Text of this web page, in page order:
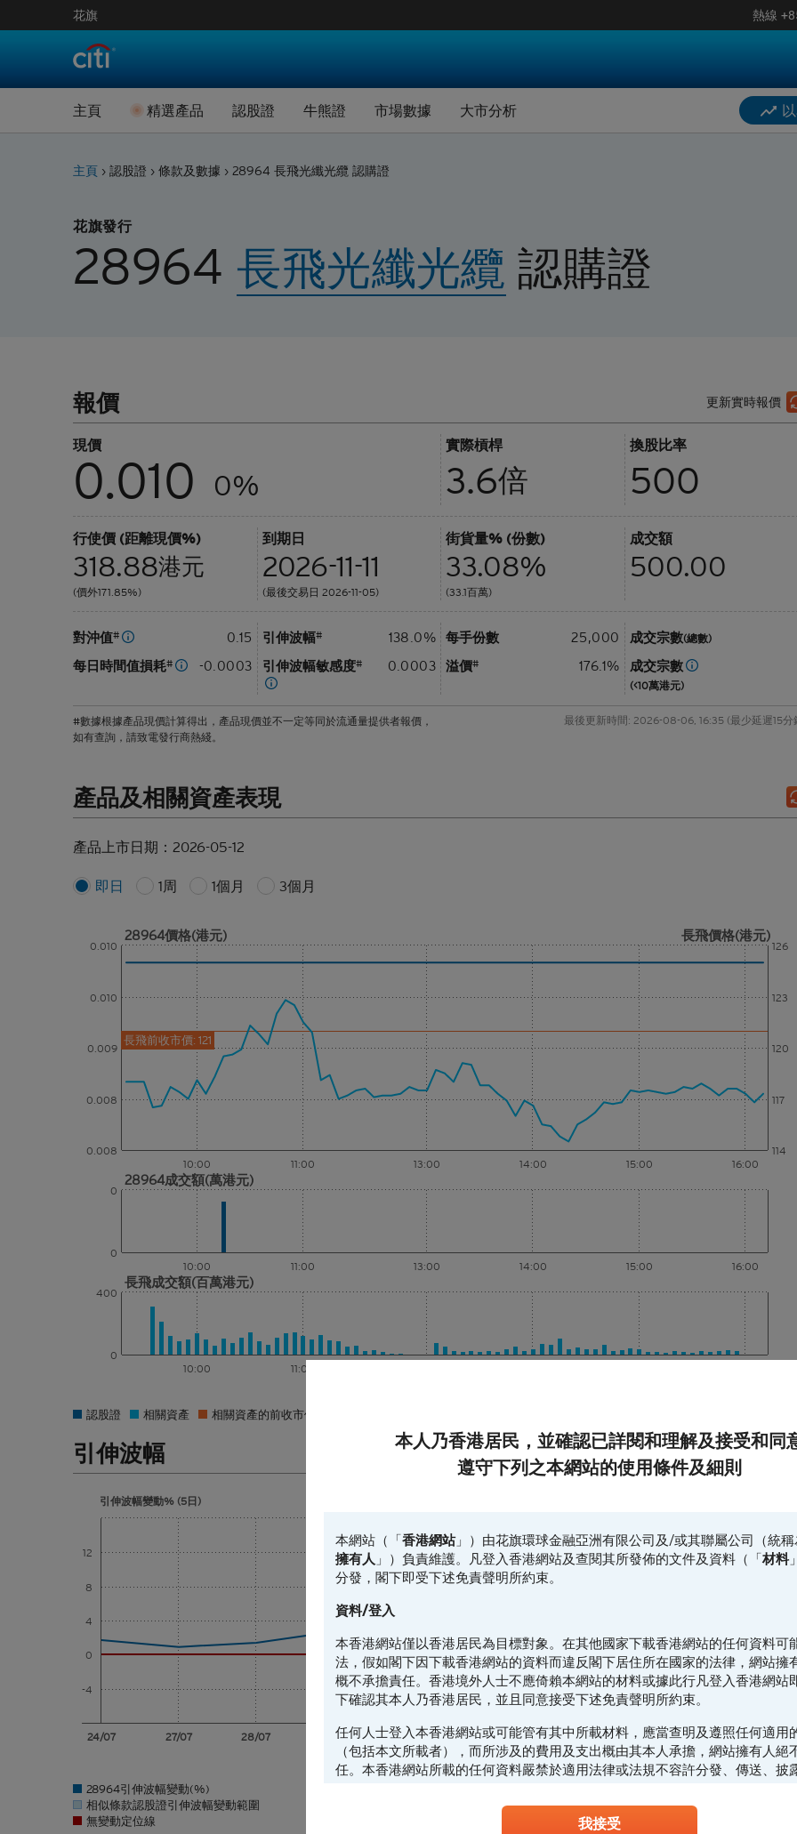
本人乃香港居民，並確認已詳閱和理解及接受和同
遵守下列之本網站的使用條件及細則
本網站（「香港網站」）由花旗環球金融亞洲有限公司及/或其聯屬公司（統稱
擁有人 」）負責維護。凡登入香港網站及查閱其所發佈的文件及資料（「材料
分發，閣下即受下述免責聲明所約束。
資料/登入
本香港網站僅以香港居民為目標對象。在其他國家下載香港網站的任何資料可
法，假如閣下因下載香港網站的資料而違反閣下居住所在國家的法律，網站擁
概不承擔責任。香港境外人士不應倚賴本網站的材料或據此行凡登入香港網站
下確認其本人乃香港居民，並且同意接受下述免責聲明所約束。
任何人士登入本香港網站或可能管有其中所載材料，應當查明及遵照任何適用
（包括本文所載者），而所涉及的費用及支出概由其本人承擔，網站擁有人絕
任。本香港網站所載的任何資料嚴禁於適用法律或法規不容許分發、傳送、披
料不得帶進或傳送到美國或直接或間接在美國或向任何美籍人士（定義見1933
《證券法》S規例）傳閱。為遵守適用的法律及法規，本香港網站的內容僅為香
我接受
即將到期認股證
認股證通識學堂
精選新上市牛熊證
牛熊證剩餘價值
牛熊證文件及公告
美國預託證券ADR
北水資金流
輪證對沖計算器
花旗 熱線
主頁 精選產品 認股證
即將到期認股證
牛熊證
精選新上市牛熊證
牛熊證文件及公告
市場數據
美國預託證券ADR
輪證對沖計算器
板塊熱力圖
收市競價變化價格計算器
大市分析
主頁 › 認股證 › 條款及數據 › 28964 長飛光纖光纜 認購證
花旗發行
28964 長飛光纖光纜 認購證
更新實時報價
報價
現價
0.010 0%
實際槓桿
3.6倍
換股比率
500
行使價 (距離現價%)
318.88港元
(價外171.85%)
到期日
2026-11-11
(最後交易日 2026-11-05)
街貨量% (份數)
33.08%
(33.1百萬)
成交額
500.00
對沖值#
0.15
每日時間值損耗# -0.0003
引伸波幅#
138.0%
引伸波幅敏感度# 0.0003
每手份數
25,000
溢價# 176.1%
成交宗數(總數)
成交宗數
(<10萬港元)
#數據根據產品現價計算得出，產品現價並不一定等同於流通量提供者報價，
如有查詢，請致電發行商熱綫。
最後更新時間: 2026-08-06, 16:35 (最少延遲15分
產品及相關資產表現
產品上市日期： 2026-05-12
即日 1周 1個月 3個月
28964價格(港元) 長飛價格(港元)
28964成交額(萬港元)
長飛成交額(百萬港元)
10:00 11:00 13:00 14:00 15:00 16:00
10:00 11:00 13:00 14:00 15:00 16:00
10:00 11:00
0.008
0.008
0.009
0.010
0.010
114
117
120
123
126
0
0
0
400
長飛前收市價: 121
認股證 相關資產 相關資產的前收市價
引伸波幅
24/07 27/07 28/07 29/07 30/07 31/07 03/08 04/08 05/08 06/
-4
0
4
8
12
引伸波幅變動% (5日)
28964引伸波幅變動(%)
相似條款認股證引伸波幅變動範圍
無變動定位線